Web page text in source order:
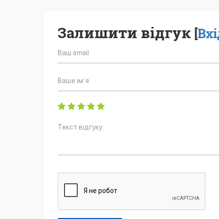
Залишити відгук [